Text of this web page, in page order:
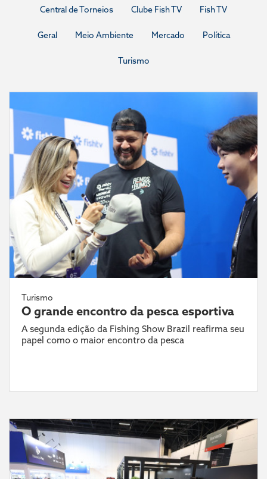
Central de Torneios Clube Fish TV Fish TV
Geral Meio Ambiente Mercado Política
Turismo
Turismo
O grande encontro da pesca esportiva
A segunda edição da Fishing Show Brazil reafirma seu
papel como o maior encontro da pesca